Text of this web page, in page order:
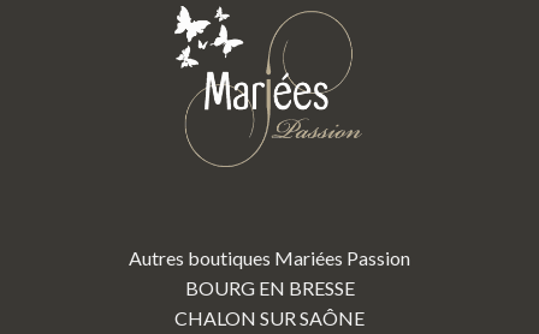
Autres boutiques Mariées Passion
BOURG EN BRESSE
CHALON SUR SAÔNE